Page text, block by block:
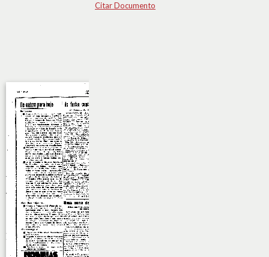
Citar Documento